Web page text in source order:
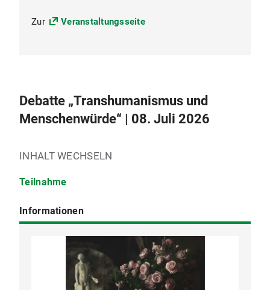
Zur Veranstaltungsseite
Debatte „Transhumanismus und
Menschenwürde“ | 08. Juli 2026
INHALT WECHSELN
Informationen
Teilnahme
Keine Anmeldung erforderlich